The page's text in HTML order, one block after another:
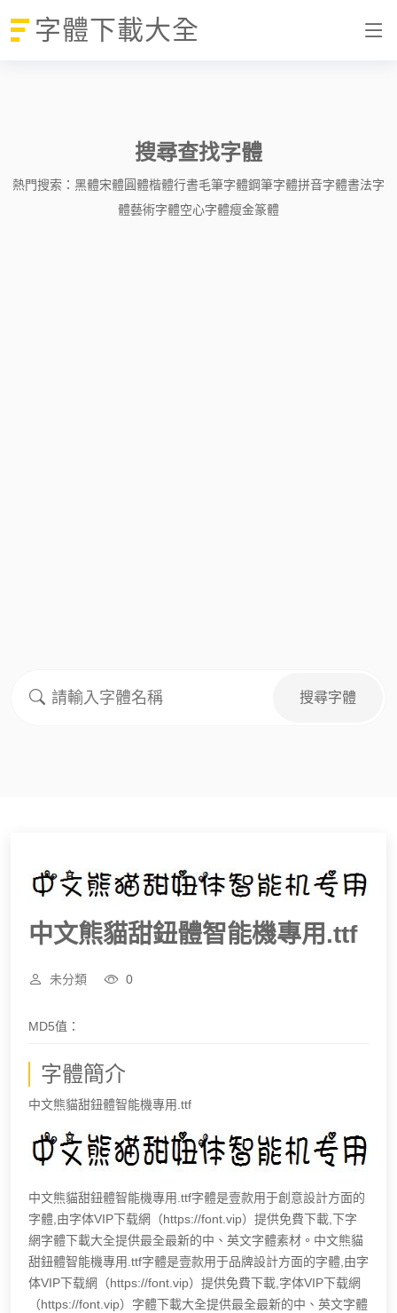
字體下載大全
搜尋查找字體
熱門搜索： 黑體宋體圓體楷體行書毛筆字體鋼筆字體拼音字體書法字
體藝術字體空心字體瘦金篆體
中文熊貓甜鈕體智能機專用.ttf
未分類 0
MD5值：
字體簡介
中文熊貓甜鈕體智能機專用.ttf
中文熊貓甜鈕體智能機專用.ttf字體是壹款用于創意設計方面的
字體,由字体VIP下载網（https://font.vip）提供免費下載,下字
網字體下載大全提供最全最新的中、英文字體素材。中文熊貓
甜鈕體智能機專用.ttf字體是壹款用于品牌設計方面的字體,由字
体VIP下载網（https://font.vip）提供免費下載,字体VIP下载網
（https://font.vip）字體下載大全提供最全最新的中、英文字體